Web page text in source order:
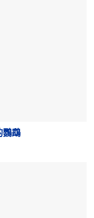
鸚鵡